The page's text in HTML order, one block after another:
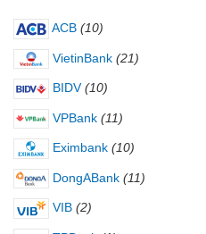
ACB (10)
VietinBank (21)
BIDV (10)
VPBank (11)
Eximbank (10)
DongABank (11)
VIB (2)